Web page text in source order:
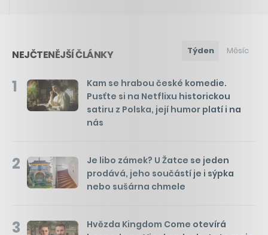
NEJČTENĚJŠÍ ČLÁNKY Týden Měsíc
1
Kam se hrabou české komedie.
Pusťte si na Netflixu historickou
satiru z Polska, její humor platí i na
nás
2
Je libo zámek? U Žatce se jeden
prodává, jeho součástí je i sýpka
nebo sušárna chmele
3
Hvězda Kingdom Come otevírá